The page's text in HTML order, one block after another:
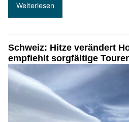
Weiterlesen
Schweiz: Hitze verändert
empfiehlt sorgfältige